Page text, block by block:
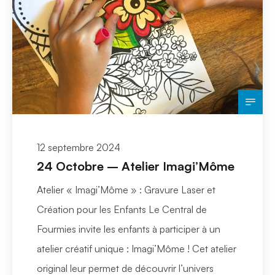
12 septembre 2024
24 Octobre – Atelier Imagi’Môme
Atelier « Imagi’Môme » : Gravure Laser et
Création pour les Enfants Le Central de
Fourmies invite les enfants à participer à un
atelier créatif unique : Imagi’Môme ! Cet atelier
original leur permet de découvrir l’univers